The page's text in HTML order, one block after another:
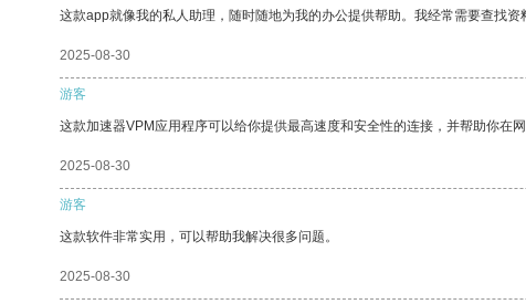
这款app就像我的私人助理，随时随地为我的办公提供帮助。我经常需要查找
2025-08-30
游客
这款加速器VPM应用程序可以给你提供最高速度和安全性的连接，并帮助你在网
2025-08-30
游客
这款软件非常实用，可以帮助我解决很多问题。
2025-08-30